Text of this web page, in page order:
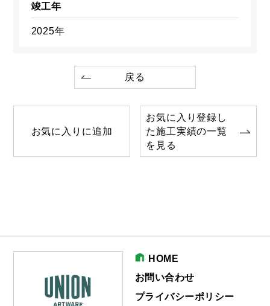
竣工年
2025年
戻る
お気に入りに追加
お気に入り登録し
た施工実績の一覧
を見る
HOME
お問い合わせ
プライバシーポリシー